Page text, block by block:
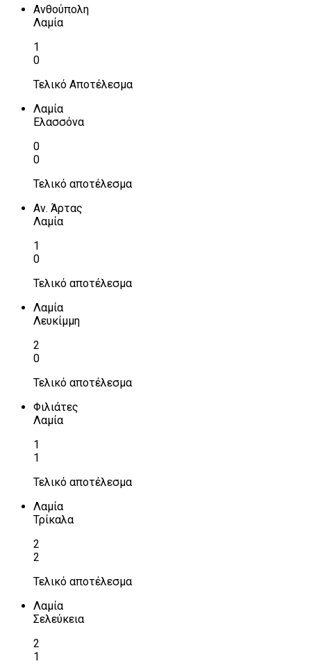
Ανθούπολη
Λαμία
1
0
Τελικό Αποτέλεσμα
Λαμία
Ελασσόνα
0
0
Τελικό αποτέλεσμα
Αν. Άρτας
Λαμία
1
0
Τελικό αποτέλεσμα
Λαμία
Λευκίμμη
2
0
Τελικό αποτέλεσμα
Φιλιάτες
Λαμία
1
1
Τελικό αποτέλεσμα
Λαμία
Τρίκαλα
2
2
Τελικό αποτέλεσμα
Λαμία
Σελεύκεια
2
1